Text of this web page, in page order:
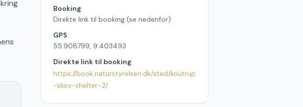
Booking
Direkte link til booking (se nedenfor)
GPS
55.908799, 9.403493
Direkte link til booking
https://book.naturstyrelsen.dk/sted/koutrup
-skov-shelter-2/